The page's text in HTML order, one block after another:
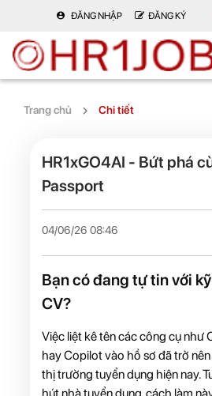
ĐĂNG NHẬP ĐĂNG KÝ
Trang chủ Chi tiết
HR1xGO4AI - Bứt phá
Passport
04/06/26 08:46
Bạn có đang tự tin với
CV?
Việc liệt kê tên các công cụ như
hay Copilot vào hồ sơ đã trở
thị trường tuyển dụng hiện nay.